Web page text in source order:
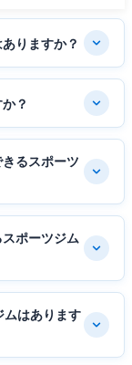
りますか？
？
るスポーツ
ポーツジム
ムはあります